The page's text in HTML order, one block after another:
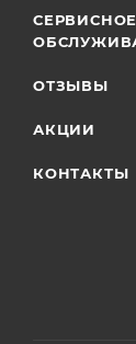
СЕРВИСНОЕ
ОТЗЫВЫ
АКЦИИ
КОНТАКТЫ